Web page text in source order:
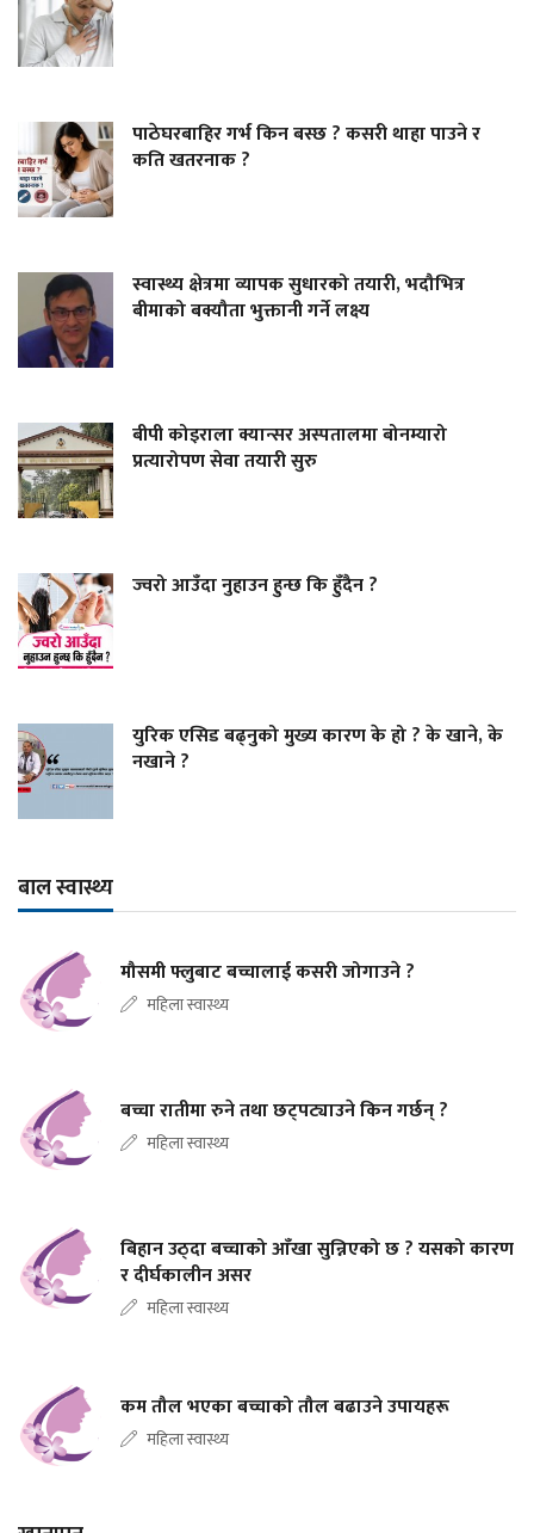
पाठेघरबाहिर गर्भ किन बस्छ ? कसरी थाहा पाउने र
कति खतरनाक ?
स्वास्थ्य क्षेत्रमा व्यापक सुधारको तयारी, भदौभित्र
बीमाको बक्यौता भुक्तानी गर्ने लक्ष्य
बीपी कोइराला क्यान्सर अस्पतालमा बोनम्यारो
प्रत्यारोपण सेवा तयारी सुरु
ज्वरो आउँदा नुहाउन हुन्छ कि हुँदैन ?
युरिक एसिड बढ्नुको मुख्य कारण के हो ? के खाने, के
नखाने ?
बाल स्वास्थ्य
मौसमी फ्लुबाट बच्चालाई कसरी जोगाउने ?
महिला स्वास्थ्य
बच्चा रातीमा रुने तथा छट्पट्याउने किन गर्छन् ?
महिला स्वास्थ्य
बिहान उठ्दा बच्चाको आँखा सुन्निएको छ ? यसको कारण
र दीर्घकालीन असर
महिला स्वास्थ्य
कम तौल भएका बच्चाको तौल बढाउने उपायहरू
महिला स्वास्थ्य